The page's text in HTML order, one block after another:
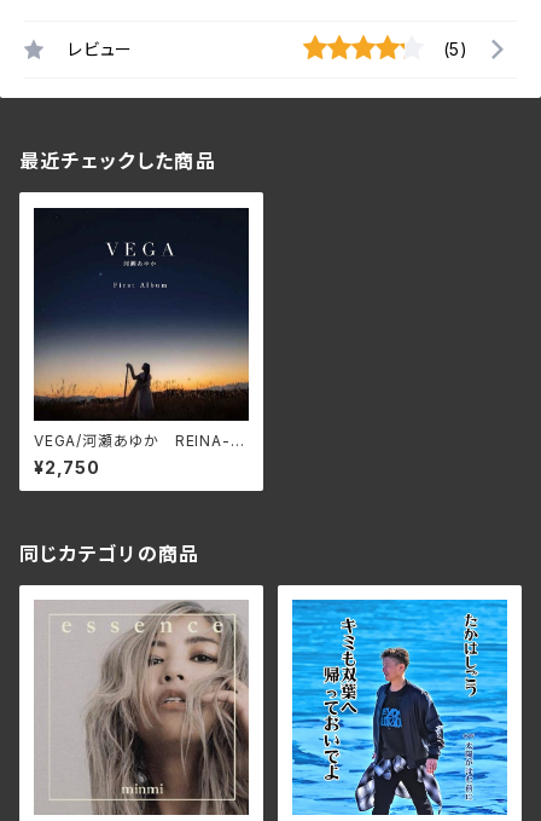
レビュー (5)
最近チェックした商品
VEGA/河瀬あゆか REINA-2
30001
¥2,750
同じカテゴリの商品